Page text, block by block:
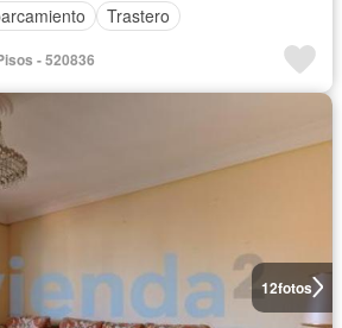
Trastero
- 520836
12fotos